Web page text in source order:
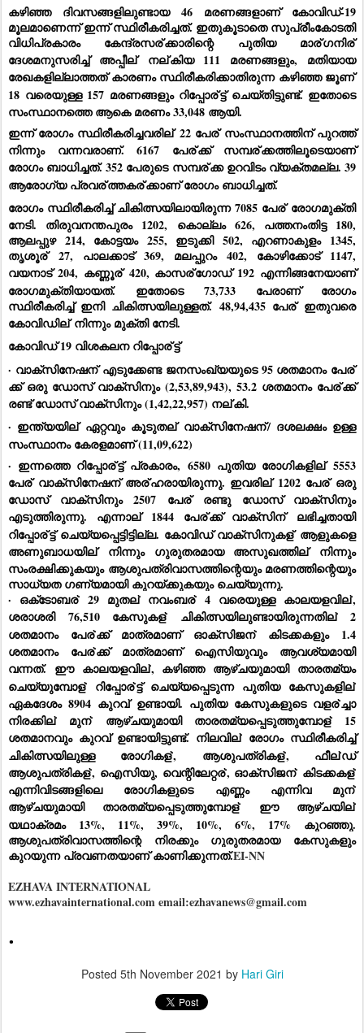
കഴിഞ്ഞ ദിവസങ്ങളിലുണ്ടായ 46 മരണങ്ങളാണ് കോവിഡ്-19
മൂലമാണെന്ന് ഇന്ന് സ്ഥിരീകരിച്ചത്. ഇതുകൂടാതെ സുപ്രീംകോടതി
വിധിപ്രകാരം കേന്ദ്രസര്ക്കാരിന്റെ പുതിയ മാര്ഗനിര്
ദേശമനുസരിച്ച് അപ്പീല് നല്കിയ 111 മരണങ്ങളും, മതിയായ
രേഖകളില്ലാത്തത് കാരണം സ്ഥിരീകരിക്കാതിരുന്ന കഴിഞ്ഞ ജൂണ്
18 വരെയുള്ള 157 മരണങ്ങളും റിപ്പോര്ട്ട് ചെയ്തിട്ടുണ്ട്. ഇതോടെ
സംസ്ഥാനത്തെ ആകെ മരണം 33,048 ആയി.
ഇന്ന് രോഗം സ്ഥിരീകരിച്ചവരില് 22 പേര് സംസ്ഥാനത്തിന് പുറത്ത്
നിന്നും വന്നവരാണ്. 6167 പേര്ക്ക് സമ്പര്ക്കത്തിലൂടെയാണ്
രോഗം ബാധിച്ചത്. 352 പേരുടെ സമ്പര്ക്ക ഉറവിടം വ്യക്തമല്ല. 39
ആരോഗ്യ പ്രവര്ത്തകര്ക്കാണ് രോഗം ബാധിച്ചത്.
രോഗം സ്ഥിരീകരിച്ച് ചികിത്സയിലായിരുന്ന 7085 പേര് രോഗമുക്തി
നേടി. തിരുവനന്തപുരം 1202, കൊല്ലം 626, പത്തനംതിട്ട 180,
ആലപ്പുഴ 214, കോട്ടയം 255, ഇടുക്കി 502, എറണാകുളം 1345,
തൃശൂര് 27, പാലക്കാട് 369, മലപ്പുറം 402, കോഴിക്കോട് 1147,
വയനാട് 204, കണ്ണൂര് 420, കാസര്ഗോഡ് 192 എന്നിങ്ങനേയാണ്
രോഗമുക്തിയായത്. ഇതോടെ 73,733 പേരാണ് രോഗം
സ്ഥിരീകരിച്ച് ഇനി ചികിത്സയിലുള്ളത്. 48,94,435 പേര് ഇതുവരെ
കോവിഡില് നിന്നും മുക്തി നേടി.
കോവിഡ് 19 വിശകലന റിപ്പോര്ട്ട്
· വാക്‌സിനേഷന് എടുക്കേണ്ട ജനസംഖ്യയുടെ 95 ശതമാനം പേര്
ക്ക് ഒരു ഡോസ് വാക്‌സിനും (2,53,89,943), 53.2 ശതമാനം പേര്ക്ക്
രണ്ട് ഡോസ് വാക്‌സിനും (1,42,22,957) നല്കി.
· ഇന്ത്യയില് ഏറ്റവും കൂടുതല് വാക്‌സിനേഷന്/ ദശലക്ഷം ഉള്ള
സംസ്ഥാനം കേരളമാണ് (11,09,622)
· ഇന്നത്തെ റിപ്പോര്ട്ട് പ്രകാരം, 6580 പുതിയ രോഗികളില് 5553
പേര്
വാക്‌സിനേഷന് അര്ഹരായിരുന്നു. ഇവരില് 1202 പേര് ഒരു
ഡോസ് വാക്‌സിനും 2507 പേര് രണ്ടു ഡോസ് വാക്‌സിനും
എടുത്തിരുന്നു. എന്നാല് 1844 പേര് ക്ക് വാക്‌സിന് ലഭിച്ചതായി
റിപ്പോര്
ട്ട് ചെയ്യപ്പെട്ടിട്ടില്ല. കോവിഡ് വാക്‌സിനുകള് ആളുകളെ
അണുബാധയില് നിന്നും ഗുരുതരമായ അസുഖത്തില് നിന്നും
സംരക്ഷിക്കുകയും ആശുപത്രിവാസത്തിന്റെയും മരണത്തിന്റെയും
സാധ്യത ഗണ്യമായി കുറയ്ക്കുകയും ചെയ്യുന്നു.
· ഒക്‌ടോബര് 29 മുതല് നവംബര് 4 വരെയുള്ള കാലയളവില്,
ശരാശരി 76,510 കേസുകള് ചികിത്സയിലുണ്ടായിരുന്നതില് 2
ശതമാനം പേര്
ക്ക് മാത്രമാണ് ഓക്‌സിജന് കിടക്കകളും 1.4
ശതമാനം പേര്ക്ക് മാത്രമാണ് ഐസിയുവും ആവശ്യമായി
വന്നത്. ഈ കാലയളവില്, കഴിഞ്ഞ ആഴ്ചയുമായി താരതമ്യം
ചെയ്യുമ്പോള് റിപ്പോര്ട്ട് ചെയ്യപ്പെടുന്ന പുതിയ കേസുകളില്
ഏകദേശം 8904 കുറവ് ഉണ്ടായി. പുതിയ കേസുകളുടെ വളര്ച്ചാ
നിരക്കില് മുന് ആഴ്ചയുമായി താരതമ്യപ്പെടുത്തുമ്പോള് 15
ശതമാനവും കുറവ് ഉണ്ടായിട്ടുണ്ട്. നിലവില് രോഗം സ്ഥിരീകരിച്ച്
ചികിത്സയിലുള്ള രോഗികള്, ആശുപത്രികള്, ഫീല്ഡ്
ആശുപത്രികള്, ഐസിയു, വെന്റിലേറ്റര് , ഓക്‌സിജന് കിടക്കകള്
എന്നിവിടങ്ങളിലെ രോഗികളുടെ എണ്ണം എന്നിവ മുന്
ആഴ്ചയുമായി താരതമ്യപ്പെടുത്തുമ്പോള് ഈ ആഴ്ചയില്
യഥാക്രമം 13%, 11%, 39%, 10%, 6%, 17% കുറഞ്ഞു.
ആശുപത്രിവാസത്തിന്റെ നിരക്കും ഗുരുതരമായ കേസുകളും
കുറയുന്ന പ്രവണതയാണ് കാണിക്കുന്നത്.EI-NN
EZHAVA INTERNATIONAL
www.ezhavainternational.com email:ezhavanews@gmail.com
.
Posted 5th November 2021 by Hari Giri